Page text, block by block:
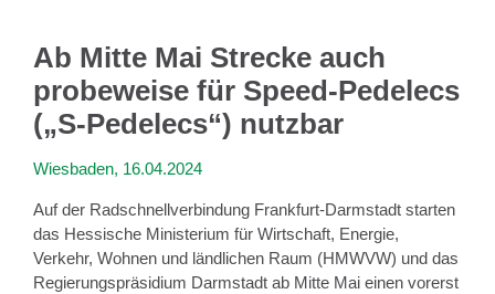
Ab Mitte Mai Strecke auch
probeweise für Speed-Pedelecs
(„S-Pedelecs“) nutzbar
Wiesbaden, 16.04.2024
Auf der Radschnellverbindung Frankfurt-Darmstadt starten
das Hessische Ministerium für Wirtschaft, Energie,
Verkehr, Wohnen und ländlichen Raum (HMWVW) und das
Regierungspräsidium Darmstadt ab Mitte Mai einen vorerst